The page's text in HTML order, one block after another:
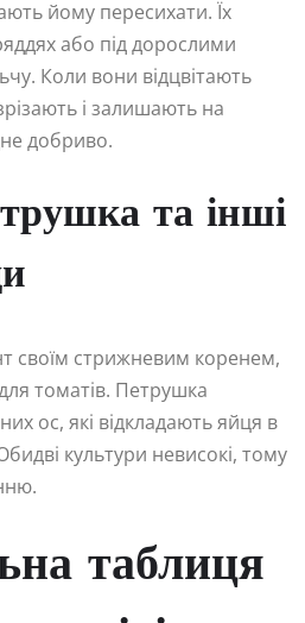
йому пересихати. Їх
або під дорослими
Коли вони відцвітають
і залишають на
добриво.
та інші
своїм стрижневим коренем,
томатів. Петрушка
ос, які відкладають яйця в
культури невисокі, тому
таблиця